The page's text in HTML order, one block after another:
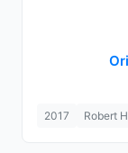
2017 Robert